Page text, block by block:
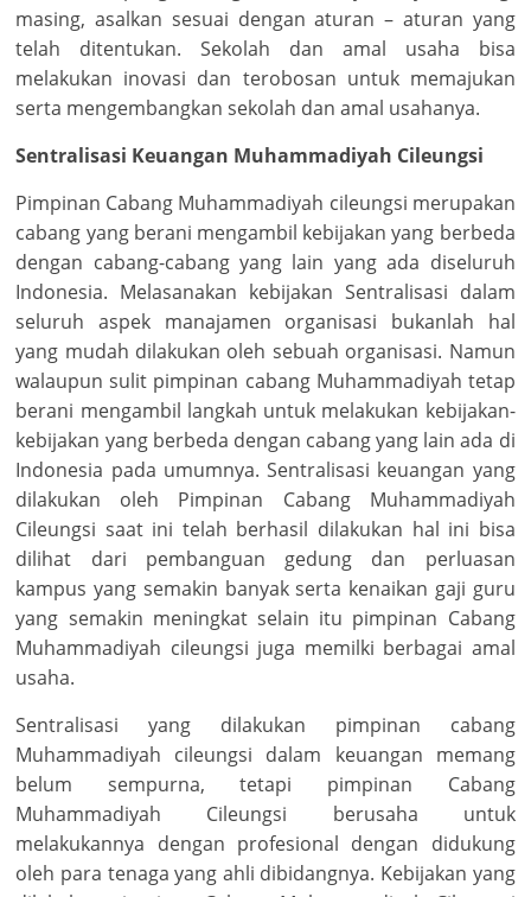
masing, asalkan sesuai dengan aturan – aturan yang
telah ditentukan. Sekolah dan amal usaha bisa
melakukan inovasi dan terobosan untuk memajukan
serta mengembangkan sekolah dan amal usahanya.
Sentralisasi Keuangan Muhammadiyah Cileungsi
Pimpinan Cabang Muhammadiyah cileungsi merupakan
cabang yang berani mengambil kebijakan yang berbeda
dengan cabang-cabang yang lain yang ada diseluruh
Indonesia. Melasanakan kebijakan Sentralisasi dalam
seluruh aspek manajamen organisasi bukanlah hal
yang mudah dilakukan oleh sebuah organisasi. Namun
walaupun sulit pimpinan cabang Muhammadiyah tetap
berani mengambil langkah untuk melakukan kebijakan-
kebijakan yang berbeda dengan cabang yang lain ada di
Indonesia pada umumnya. Sentralisasi keuangan yang
dilakukan oleh Pimpinan Cabang Muhammadiyah
Cileungsi saat ini telah berhasil dilakukan hal ini bisa
dilihat dari pembanguan gedung dan perluasan
kampus yang semakin banyak serta kenaikan gaji guru
yang semakin meningkat selain itu pimpinan Cabang
Muhammadiyah cileungsi juga memilki berbagai amal
usaha.
Sentralisasi yang dilakukan pimpinan cabang
Muhammadiyah cileungsi dalam keuangan memang
belum sempurna, tetapi pimpinan Cabang
Muhammadiyah Cileungsi berusaha untuk
melakukannya dengan profesional dengan didukung
oleh para tenaga yang ahli dibidangnya. Kebijakan yang